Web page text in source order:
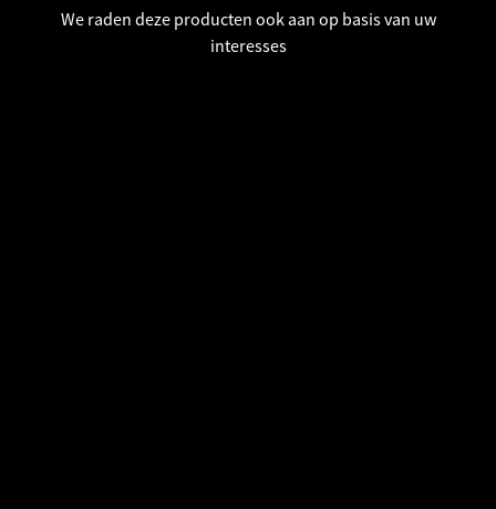
We raden deze producten ook aan op basis van uw
interesses